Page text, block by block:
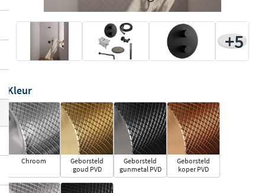
+5
Kleur
Chroom
Geborsteld
goud PVD
Geborsteld
gunmetal PVD
Geborsteld
koper PVD